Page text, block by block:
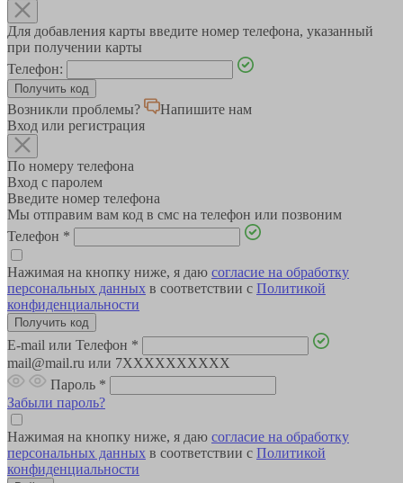
Для добавления карты введите номер телефона, указанный
при получении карты
Телефон:
Возникли проблемы?
Напишите нам
Вход или регистрация
По номеру телефона
Вход с паролем
Введите номер телефона
Мы отправим вам код в смс на телефон или позвоним
Телефон *
Нажимая на кнопку ниже, я даю согласие на обработку
персональных данных в соответствии с Политикой
конфиденциальности
E-mail или Телефон *
mail@mail.ru или 7XXXXXXXXXX
Пароль *
Забыли пароль?
Нажимая на кнопку ниже, я даю согласие на обработку
персональных данных в соответствии с Политикой
конфиденциальности